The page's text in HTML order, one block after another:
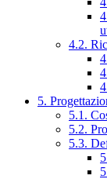
4.2.
5.
5.1.
5.2.
5.3.